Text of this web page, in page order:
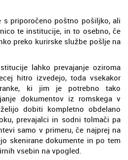
s priporočeno poštno pošiljko, ali
te institucije, in to osebno, če
preko kurirske službe pošlje na
lahko prevajanje oziroma
hitro izvedejo, toda vsekakor
ki jim je potrebno tako
dokumentov iz romskega v
dobiti kompletno obdelano
prevajalci in sodni tolmači pa
samo v primeru, če najprej na
skenirane dokumente in po tem
vsebin na vpogled.